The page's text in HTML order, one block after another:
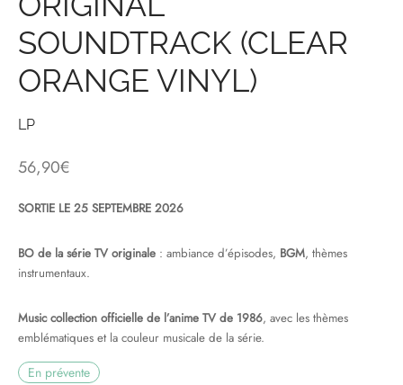
SOUNDTRACK (CLEAR
ORANGE VINYL)
LP
56,90€
SORTIE LE 25 SEPTEMBRE 2026
BO de la série TV originale : ambiance d’épisodes, BGM, thèmes
instrumentaux.
Music collection officielle de l’anime TV de 1986, avec les thèmes
emblématiques et la couleur musicale de la série.
En prévente
HIP-HOP
MUSIQUES IMPROVISEES
DAY 2025